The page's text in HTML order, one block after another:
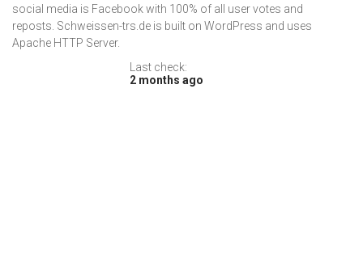
social media is Facebook with 100% of all user votes and
reposts. Schweissen-trs.de is built on WordPress and uses
Apache HTTP Server.
Last check:
2 months ago